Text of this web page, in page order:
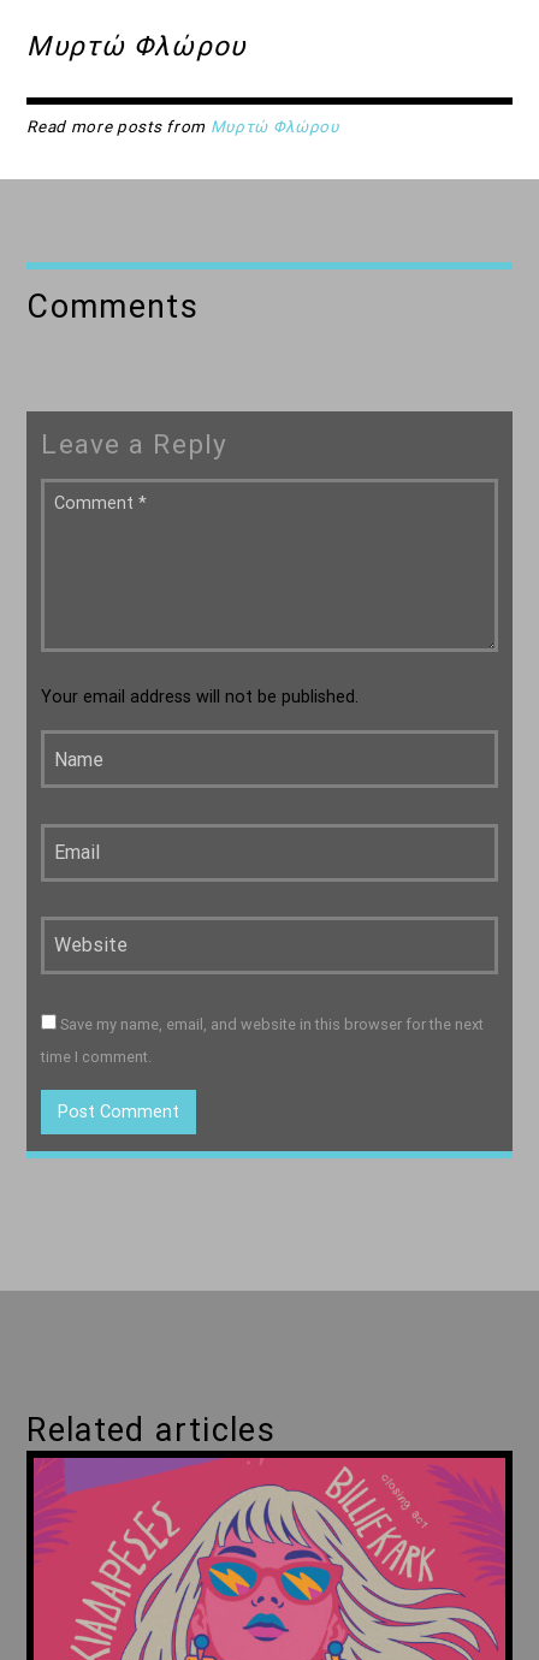
Μυρτώ Φλώρου
Read more posts from Μυρτώ Φλώρου
Comments
Leave a Reply
Your email address will not be published.
Save my name, email, and website in this browser for the next
time I comment.
Related articles